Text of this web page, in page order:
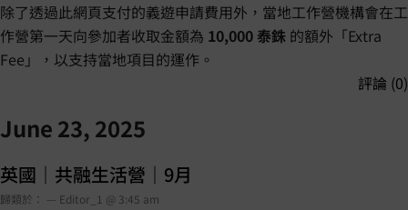
除了透過此網頁支付的義遊申請費用外，當地工作營機構會在工
作營第一天向參加者收取金額為 10,000 泰銖 的額外「Extra
Fee」，以支持當地項目的運作。
評論 (0)
June 23, 2025
英國｜共融生活營｜9月
歸類於： — Editor_1 @ 3:45 am